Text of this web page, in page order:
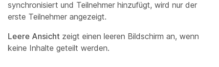
synchronisiert und Teilnehmer hinzufügt, wird nur der
erste Teilnehmer angezeigt.
Leere Ansicht zeigt einen leeren Bildschirm an, wenn
keine Inhalte geteilt werden.